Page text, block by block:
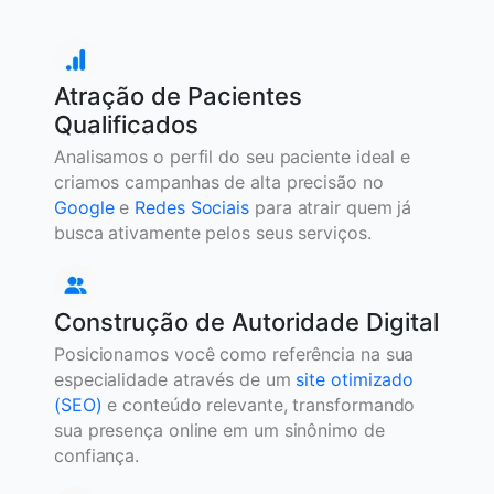
Atração de Pacientes
Qualificados
Analisamos o perfil do seu paciente ideal e
criamos campanhas de alta precisão no
Googlee Redes Sociais para atrair quem já
busca ativamente pelos seus serviços.
Construção de Autoridade Digital
Posicionamos você como referência na sua
especialidade através de um site otimizado
(SEO) e conteúdo relevante, transformando
sua presença online em um sinônimo de
confiança.